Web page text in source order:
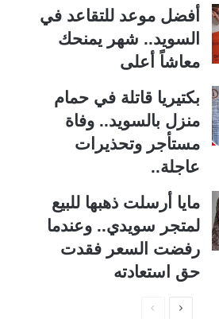
أفضل موعد للتقاعد في
السويد.. شهر يمنحك
معاشاً أعلى
بكتيريا قاتلة في حمام
منزل بالسويد.. وفاة
مستأجر وتحذيرات
عاجلة..
مايا أرسلت ذهبها للبيع
لمتجر سويدي.. وعندما
رفضت السعر فقدت
حق استعادته